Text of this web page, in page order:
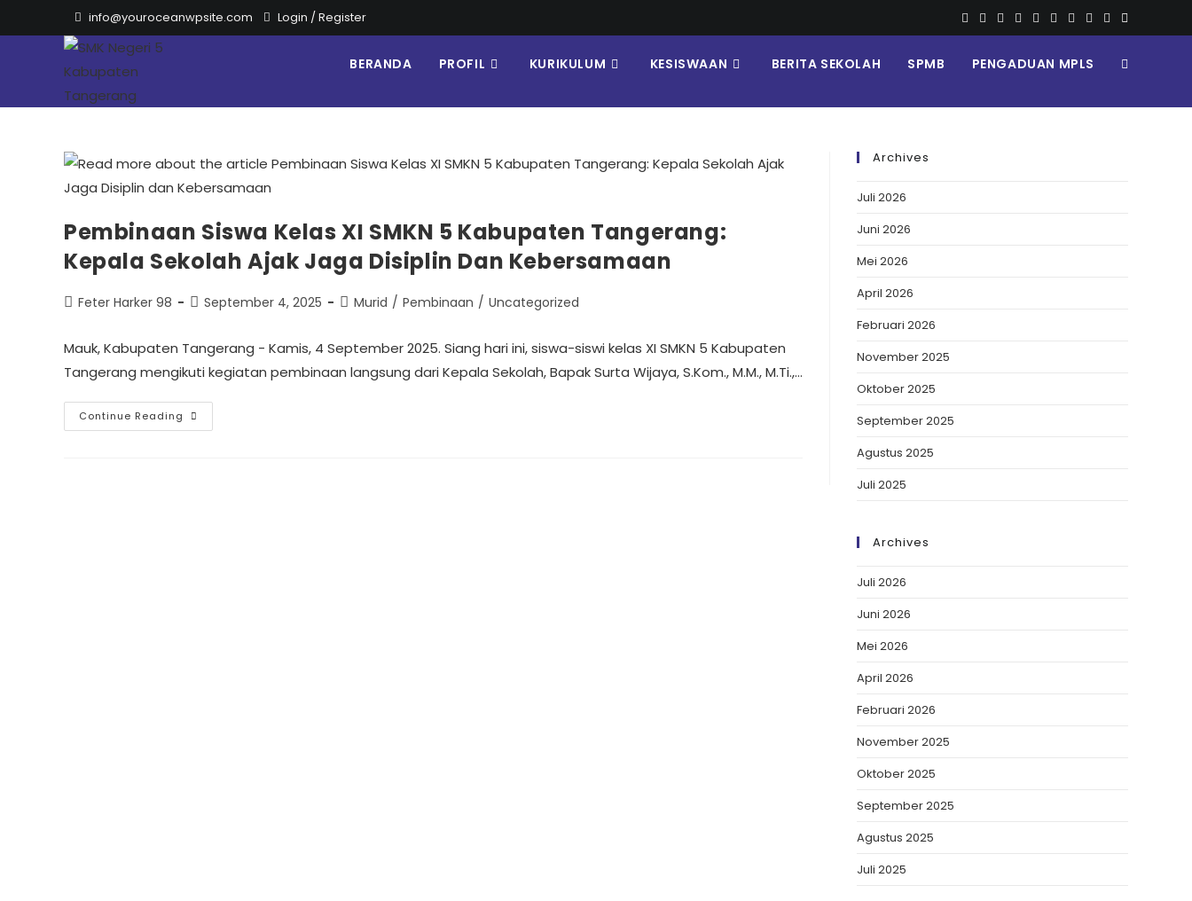
info@youroceanwpsite.com Login /Register
BERANDA PROFIL KURIKULUM KESISWAAN BERITA SEKOLAH SPMB PENGADUAN MPLS
Pembinaan Siswa Kelas XI SMKN 5 Kabupaten Tangerang:
Kepala Sekolah Ajak Jaga Disiplin Dan Kebersamaan
Feter Harker 98 September 4, 2025 Murid / Pembinaan / Uncategorized
Mauk, Kabupaten Tangerang - Kamis, 4 September 2025. Siang hari ini, siswa-siswi kelas XI SMKN 5 Kabupaten
Tangerang mengikuti kegiatan pembinaan langsung dari Kepala Sekolah, Bapak Surta Wijaya, S.Kom., M.M., M.Ti.,…
Continue Reading
Archives
Juli 2026
Juni 2026
Mei 2026
April 2026
Februari 2026
November 2025
Oktober 2025
September 2025
Agustus 2025
Juli 2025
Archives
Juli 2026
Juni 2026
Mei 2026
April 2026
Februari 2026
November 2025
Oktober 2025
September 2025
Agustus 2025
Juli 2025